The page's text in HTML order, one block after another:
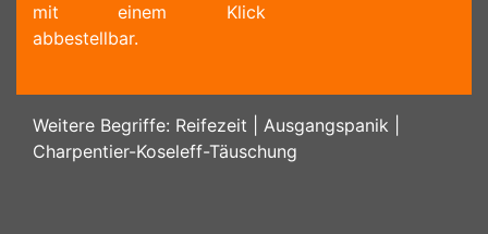
mit einem Klick
abbestellbar.
Weitere Begriffe: Reifezeit Ausgangspanik
Charpentier-Koseleff-Täuschung